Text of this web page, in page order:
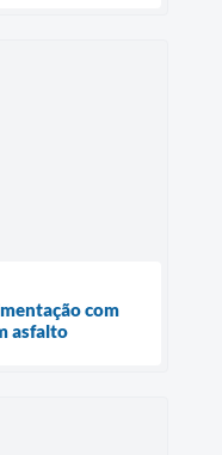
com
asfalto